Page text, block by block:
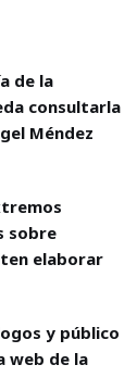
de la
consultarla
Méndez
sobre
elaborar
y público
web de la